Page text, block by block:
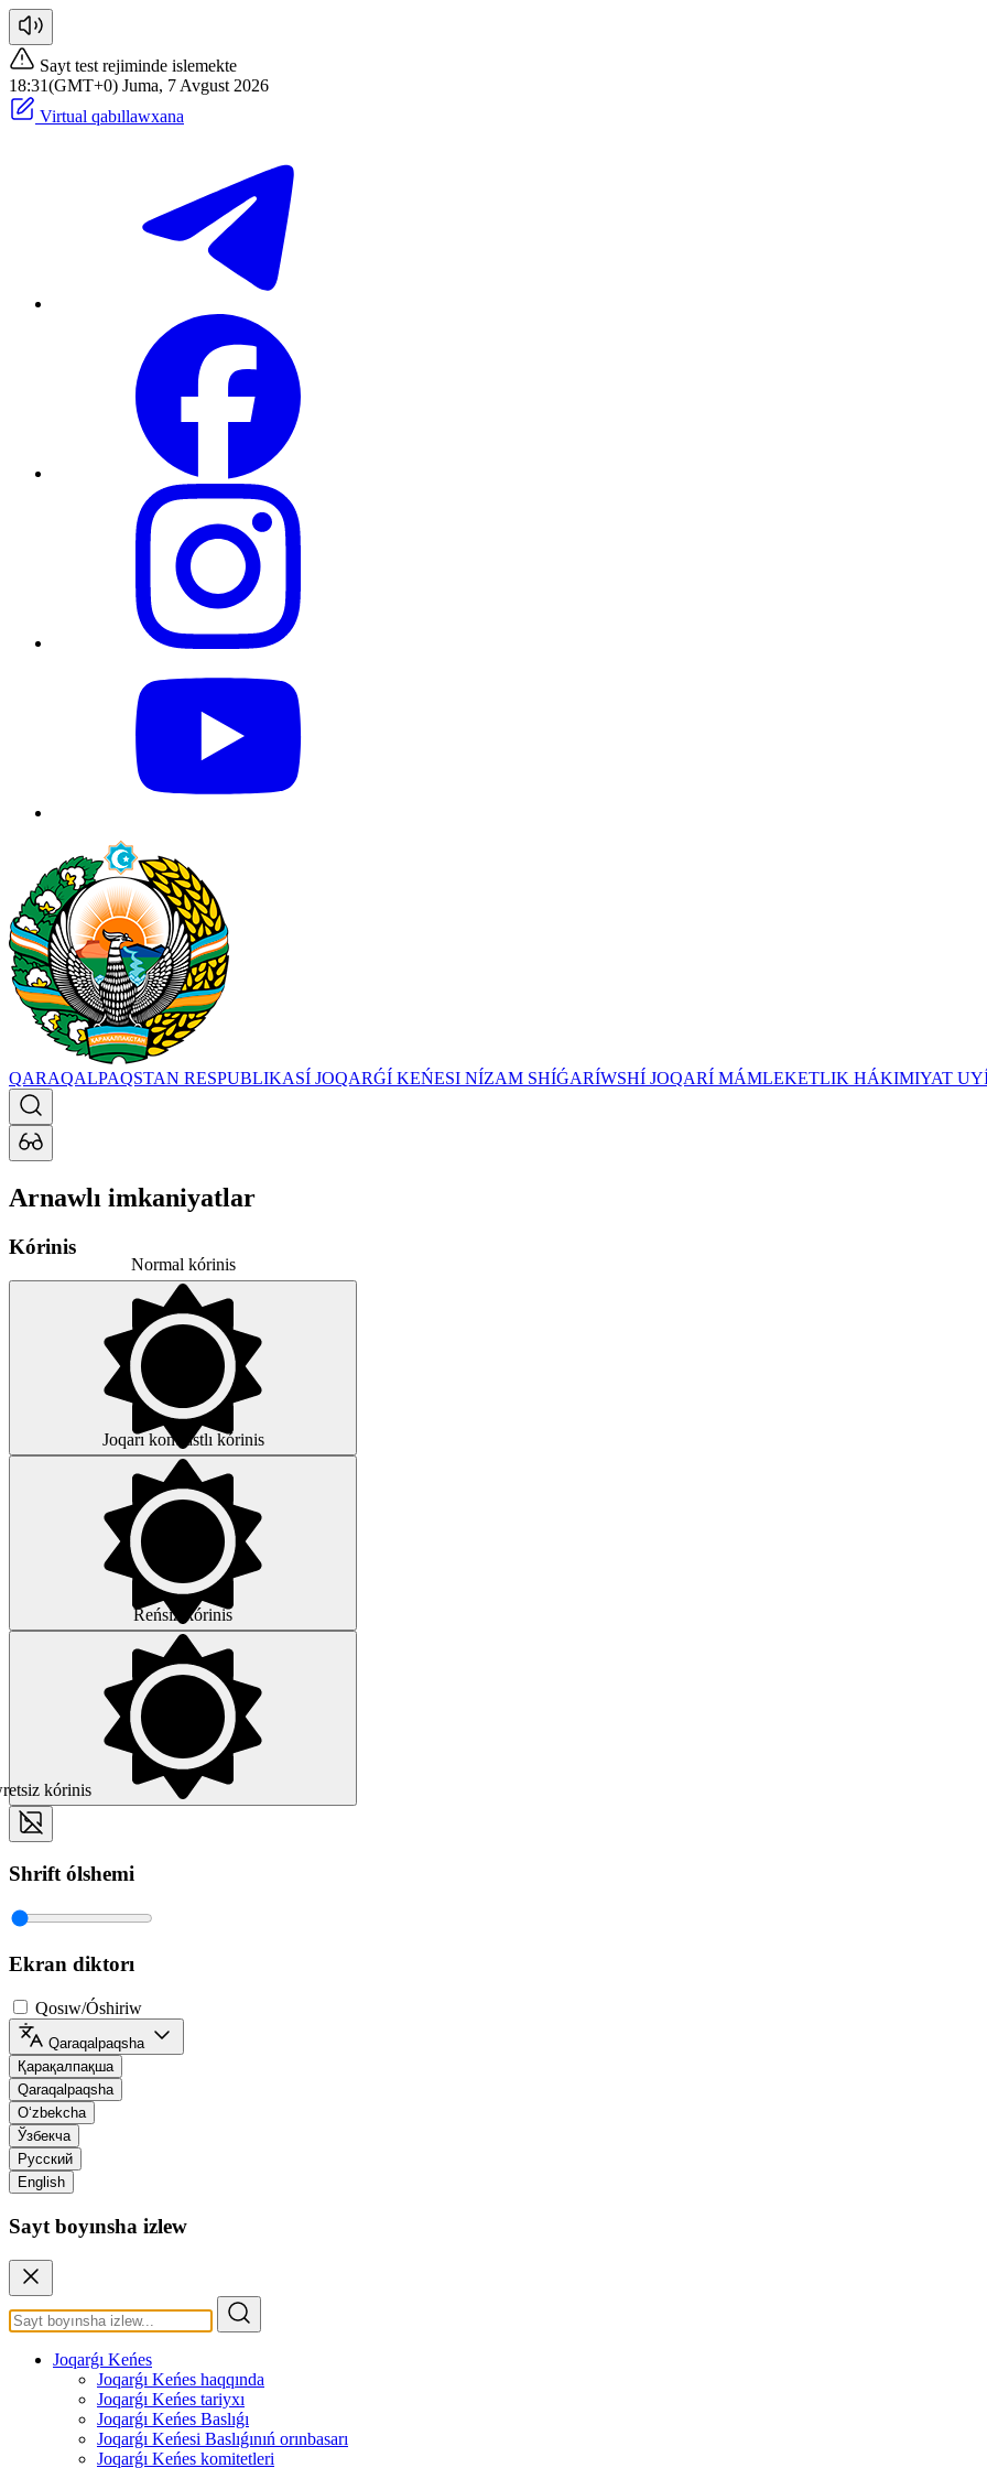
Sayt test rejiminde islemekte
18:31(GMT+0) Juma, 7 Avgust 2026
Virtual qabıllawxana
QARAQALPAQSTAN RESPUBLIKASÍ JOQARǴÍ KEŃESI NÍZAM SHÍǴARÍWSHÍ JOQARÍ MÁMLEKETLIK HÁKIMIYAT
Arnawlı imkaniyatlar
Kórinis
Normal kórinis
Joqarı kontrastlı kórinis
Reńsiz kórinis
kórinis
Shrift ólshemi
Ekran diktorı
Qosıw/Óshiriw
Qaraqalpaqsha
Қарақалпақша
Qaraqalpaqsha
O‘zbekcha
Ўзбекча
Русский
English
Sayt boyınsha izlew
Joqarǵı Keńes
Joqarǵı Keńes haqqında
Joqarǵı Keńes tariyxı
Joqarǵı Keńes Baslıǵı
Joqarǵı Keńesi Baslıǵınıń orınbasarı
Joqarǵı Keńes komitetleri